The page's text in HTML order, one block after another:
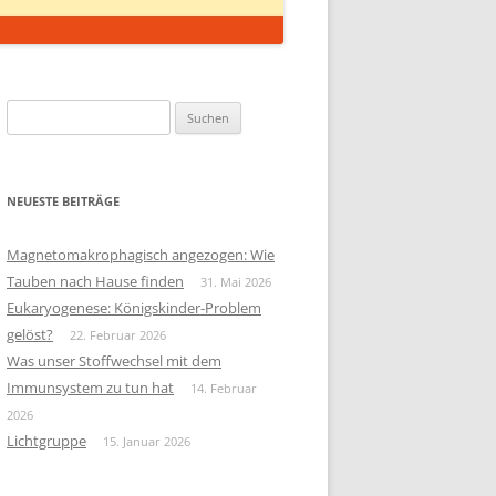
nach:
NEUESTE BEITRÄGE
Magnetomakrophagisch angezogen: Wie
Tauben nach Hause finden
31. Mai 2026
Eukaryogenese: Königskinder-Problem
gelöst?
22. Februar 2026
Was unser Stoffwechsel mit dem
Immunsystem zu tun hat
14. Februar
2026
Lichtgruppe 15. Januar 2026